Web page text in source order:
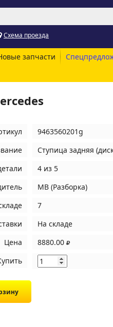
Схема проезда
запчасти
9463560201g
Ступица задняя
4 из 5
MB (Разборка)
7
На складе
Цена
8880.00